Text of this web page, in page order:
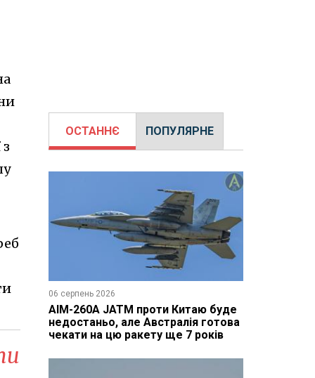
ОСТАННЄ ПОПУЛЯРНЕ
06 серпень 2026
AIM-260A JATM проти Китаю буде
недостаньо, але Австралія готова
чекати на цю ракету ще 7 років